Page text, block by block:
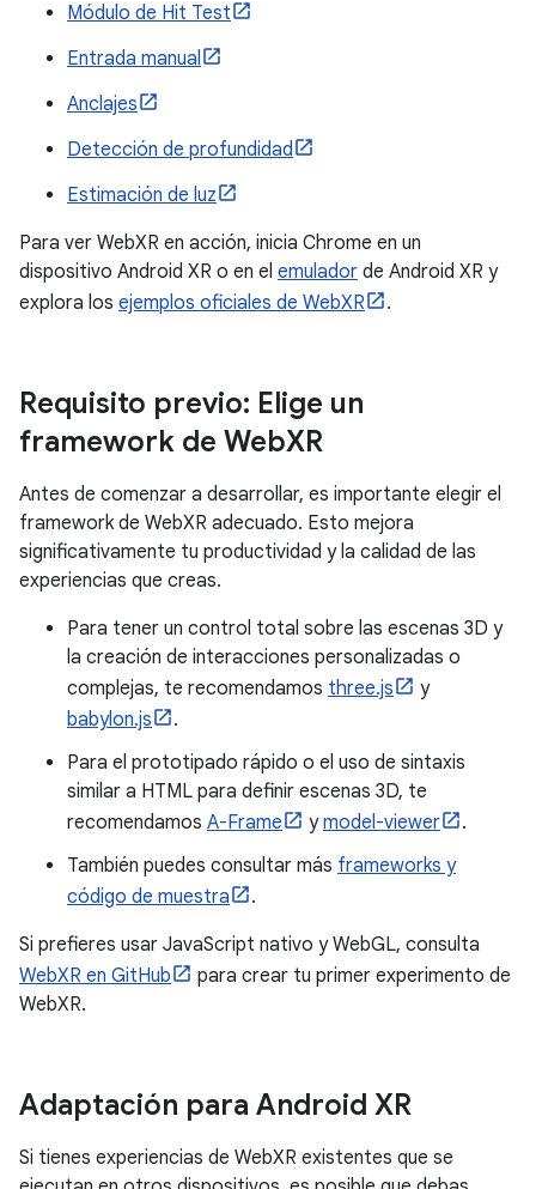
Módulo de Hit Test
Entrada manual
Anclajes
Detección de profundidad
Estimación de luz
Para ver WebXR en acción, inicia Chrome en un
dispositivo Android XR o en el emulador de Android XR y
explora los ejemplos oficiales de WebXR .
Requisito previo: Elige un
framework de WebXR
Antes de comenzar a desarrollar, es importante elegir el
framework de WebXR adecuado. Esto mejora
significativamente tu productividad y la calidad de las
experiencias que creas.
Para tener un control total sobre las escenas 3D y
la creación de interacciones personalizadas o
complejas, te recomendamos three.js
y
babylon.js
.
Para el prototipado rápido o el uso de sintaxis
similar a HTML para definir escenas 3D, te
recomendamos A-Frame ymodel-viewer
.
También puedes consultar más frameworks y
código de muestra
.
Si prefieres usar JavaScript nativo y WebGL, consulta
WebXR en GitHub
para crear tu primer experimento de
WebXR.
Adaptación para Android XR
Si tienes experiencias de WebXR existentes que se